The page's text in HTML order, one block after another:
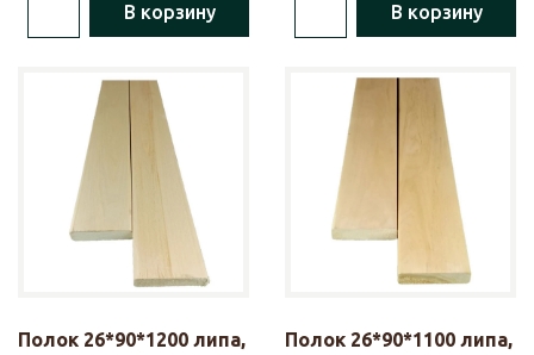
В корзину В корзину
Полок 26*90*1200 липа, Полок 26*90*1100 липа,